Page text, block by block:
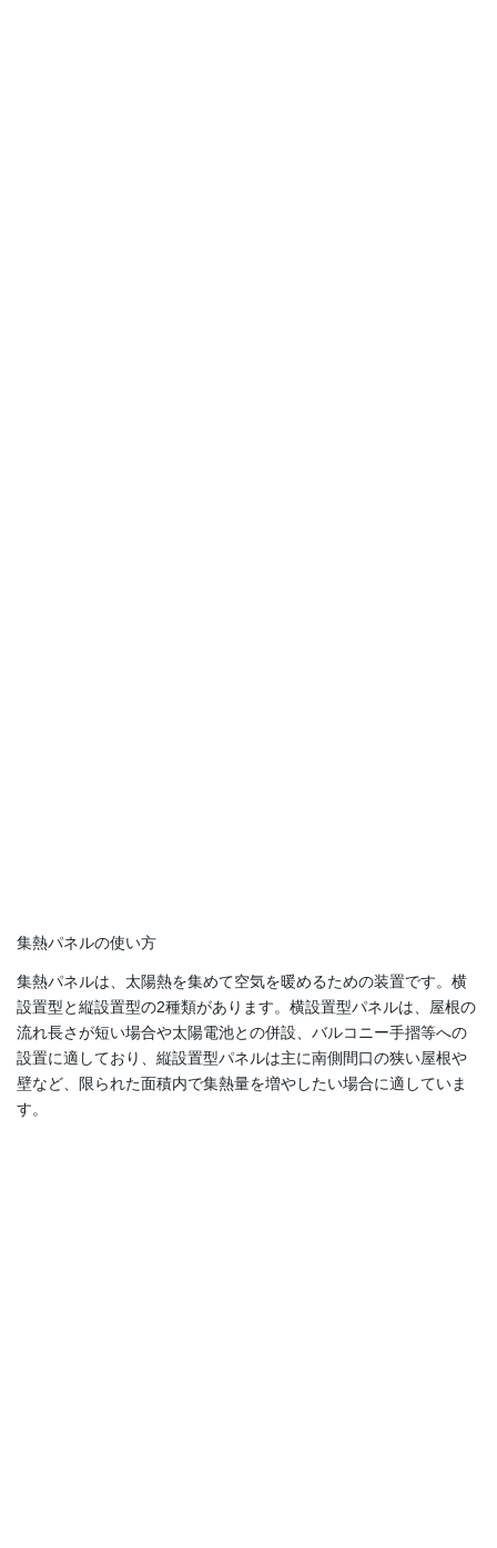
集熱パネルの使い方
集熱パネルは、太陽熱を集めて空気を暖めるための装置です。横
設置型と縦設置型の2種類があります。横設置型パネルは、屋根の
流れ長さが短い場合や太陽電池との併設、バルコニー手摺等への
設置に適しており、縦設置型パネルは主に南側間口の狭い屋根や
壁など、限られた面積内で集熱量を増やしたい場合に適していま
す。